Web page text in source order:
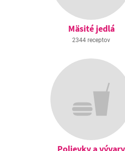
Mäsité jedlá
2344 receptov
Polievky a vývary